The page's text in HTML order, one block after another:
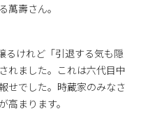
萬壽さん。
るけれど「引退する気も隠
れました。これは六代目中
せでした。時蔵家のみなさ
まります。